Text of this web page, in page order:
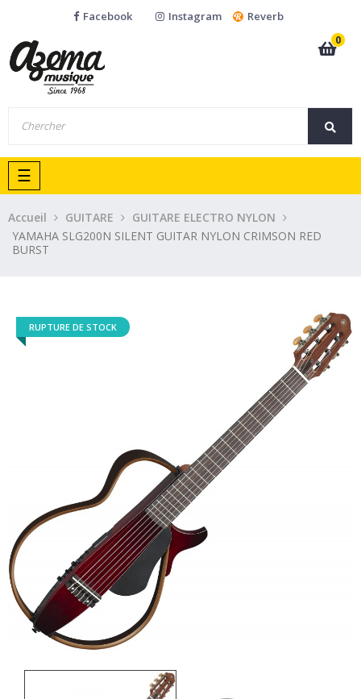
Facebook Instagram
Reverb
0
Basculer
la
navigation
☰
Accueil GUITARE
GUITARE ELECTRO NYLON
YAMAHA SLG200N SILENT GUITAR NYLON CRIMSON RED
BURST
RUPTURE DE STOCK